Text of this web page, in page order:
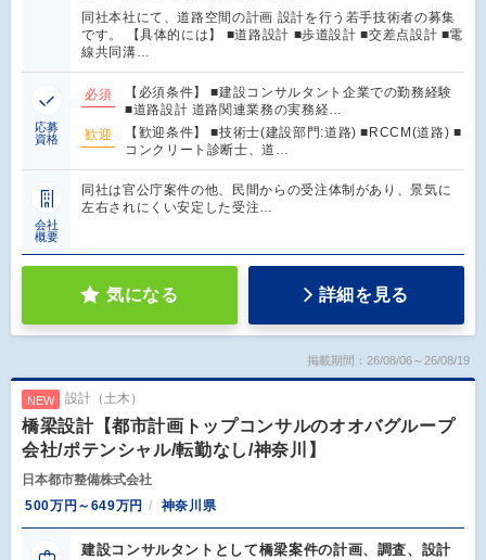
同社本社にて、道路空間の計画 設計を行う若手技術者の募集
です。 【具体的には】 ■道路設計 ■歩道設計 ■交差点設計 ■電
線共同溝…
応募
資格
必須
【必須条件】 ■建設コンサルタント企業での勤務経験
■道路設計 道路関連業務の実務経…
歓迎
【歓迎条件】 ■技術士(建設部門:道路) ■RCCM(道路) ■
コンクリート診断士、道…
会社
概要
同社は官公庁案件の他、民間からの受注体制があり、景気に
左右されにくい安定した受注…
気になる 詳細を見る
掲載期間：26/08/06～26/08/19
NEW 設計（土木）
橋梁設計【都市計画トップコンサルのオオバグループ
会社/ポテンシャル/転勤なし/神奈川】
日本都市整備株式会社
500万円～649万円
神奈川県
建設コンサルタントとして橋梁案件の計画、調査、設計